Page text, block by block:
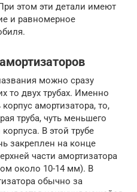
этом эти детали имеют
и равномерное
можно сразу
то двух трубах. Именно
амортизатора, то,
труба, чуть меньшего
В этой трубе
закреплен на конце
части амортизатора
около 10-14 мм). В
обычно за